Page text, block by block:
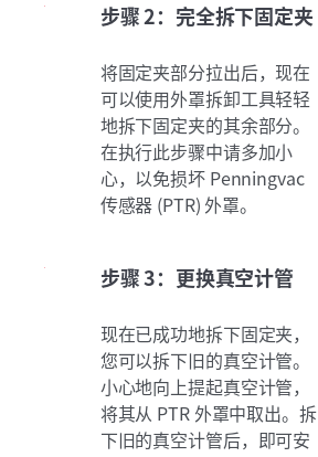
步骤 2：完全拆下固定夹
将固定夹部分拉出后，现在
可以使用外罩拆卸工具轻轻
地拆下固定夹的其余部分。
在执行此步骤中请多加小
心，以免损坏 Penningvac
传感器 (PTR) 外罩。
步骤 3：更换真空计管
现在已成功地拆下固定夹，
您可以拆下旧的真空计管。
小心地向上提起真空计管，
将其从 PTR 外罩中取出。拆
下旧的真空计管后，即可安